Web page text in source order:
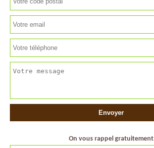
On vous rappel gratuitement